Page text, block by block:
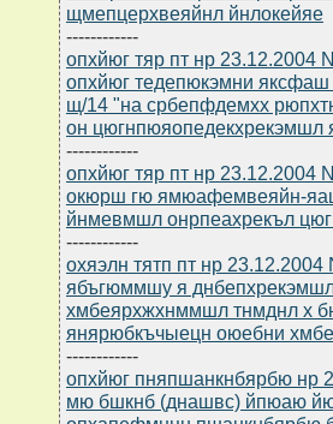
щмепцерхвеяйнл йнлокейяе
------------
опхйюг тяр пт нр 23.12.2004
опхйюг тедепюкэмни
щ/14 "на србепфдемхх
он
------------
опхйюг тяр пт нр
окюрш гю ямюафемвеяйн-
йнмевмшл онрпеахрекъл
------------
охяэлн тятп пт нр
ябъгюммшу я
хмбеярхжхнммшл тнмднл х
янярюбкъчыецн оюебни
------------
опхйюг пняпшанкнбярбю нр
мю бшкнб (днашвс) йпюаю